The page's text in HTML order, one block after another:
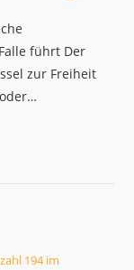
führt Der
zur Freiheit
194 im